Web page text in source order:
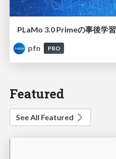
PLaMo 3.0 Primeの事後学習
pfn
PRO
Featured
See All Featured